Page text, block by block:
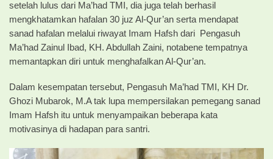
setelah lulus dari Ma’had TMI, dia juga telah berhasil
mengkhatamkan hafalan 30 juz Al-Qur’an serta mendapat
sanad hafalan melalui riwayat Imam Hafsh dari Pengasuh
Ma’had Zainul Ibad, KH. Abdullah Zaini, notabene tempatnya
memantapkan diri untuk menghafalkan Al-Qur’an.
Dalam kesempatan tersebut, Pengasuh Ma’had TMI, KH Dr.
Ghozi Mubarok, M.A tak lupa mempersilakan pemegang sanad
Imam Hafsh itu untuk menyampaikan beberapa kata
motivasinya di hadapan para santri.